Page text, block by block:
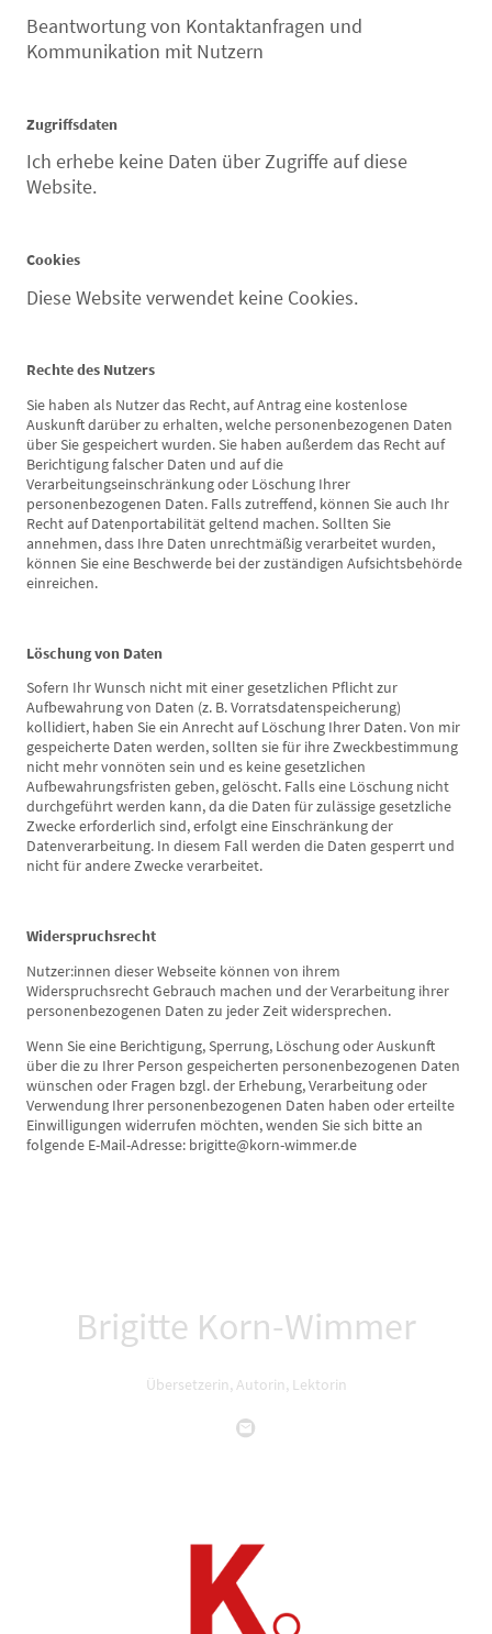
Beantwortung von Kontaktanfragen und
Kommunikation mit Nutzern
Zugriffsdaten
Ich erhebe keine Daten über Zugriffe auf diese
Website.
Cookies
Diese Website verwendet keine Cookies.
Rechte des Nutzers
Sie haben als Nutzer das Recht, auf Antrag eine kostenlose
Auskunft darüber zu erhalten, welche personenbezogenen Daten
über Sie gespeichert wurden. Sie haben außerdem das Recht auf
Berichtigung falscher Daten und auf die
Verarbeitungseinschränkung oder Löschung Ihrer
personenbezogenen Daten. Falls zutreffend, können Sie auch Ihr
Recht auf Datenportabilität geltend machen. Sollten Sie
annehmen, dass Ihre Daten unrechtmäßig verarbeitet wurden,
können Sie eine Beschwerde bei der zuständigen Aufsichtsbehörde
einreichen.
Löschung von Daten
Sofern Ihr Wunsch nicht mit einer gesetzlichen Pflicht zur
Aufbewahrung von Daten (z. B. Vorratsdatenspeicherung)
kollidiert, haben Sie ein Anrecht auf Löschung Ihrer Daten. Von mir
gespeicherte Daten werden, sollten sie für ihre Zweckbestimmung
nicht mehr vonnöten sein und es keine gesetzlichen
Aufbewahrungsfristen geben, gelöscht. Falls eine Löschung nicht
durchgeführt werden kann, da die Daten für zulässige gesetzliche
Zwecke erforderlich sind, erfolgt eine Einschränkung der
Datenverarbeitung. In diesem Fall werden die Daten gesperrt und
nicht für andere Zwecke verarbeitet.
Widerspruchsrecht
Nutzer:innen dieser Webseite können von ihrem
Widerspruchsrecht Gebrauch machen und der Verarbeitung ihrer
personenbezogenen Daten zu jeder Zeit widersprechen.
Wenn Sie eine Berichtigung, Sperrung, Löschung oder Auskunft
über die zu Ihrer Person gespeicherten personenbezogenen Daten
wünschen oder Fragen bzgl. der Erhebung, Verarbeitung oder
Verwendung Ihrer personenbezogenen Daten haben oder erteilte
Einwilligungen widerrufen möchten, wenden Sie sich bitte an
folgende E-Mail-Adresse: brigitte@korn-wimmer.de
Brigitte Korn-Wimmer
Übersetzerin, Autorin, Lektorin